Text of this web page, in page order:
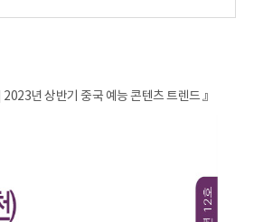
년 상반기 중국 예능 콘텐츠 트렌드 』